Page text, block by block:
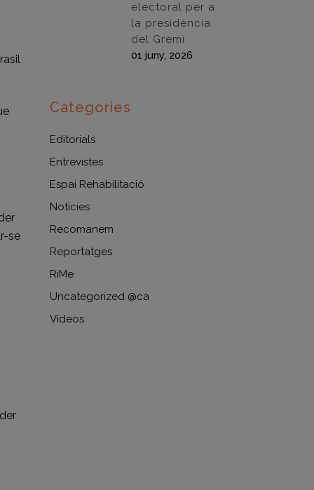
se
electoral per a
la presidència
del Gremi
01 juny, 2026
Categories
Editorials
Entrevistes
Espai Rehabilitació
Notícies
Recomanem
Reportatges
RiMe
Uncategorized @ca
Vídeos